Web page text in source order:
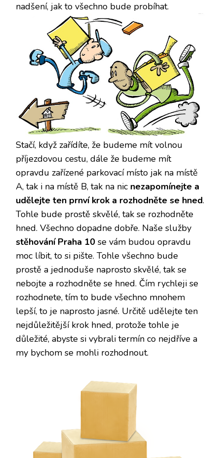
nadšení, jak to všechno bude probíhat.
Stačí, když zařídíte, že budeme mít volnou
příjezdovou cestu, dále že budeme mít
opravdu zařízené parkovací místo jak na místě
A, tak i na místě B, tak na nic nezapomínejte a
udělejte ten prnví krok a rozhodněte se hned.
Tohle bude prostě skvělé, tak se rozhodněte
hned. Všechno dopadne dobře. Naše služby
stěhování Praha 10 se vám budou opravdu
moc líbit, to si pište. Tohle všechno bude
prostě a jednoduše naprosto skvělé, tak se
nebojte a rozhodněte se hned. Čím rychleji se
rozhodnete, tím to bude všechno mnohem
lepší, to je naprosto jasné. Určitě udělejte ten
nejdůležitější krok hned, protože tohle je
důležité, abyste si vybrali termín co nejdříve a
my bychom se mohli rozhodnout.